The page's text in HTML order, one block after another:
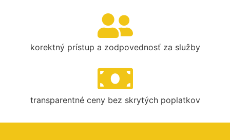
korektný prístup a zodpovednosť za služby
transparentné ceny bez skrytých poplatkov